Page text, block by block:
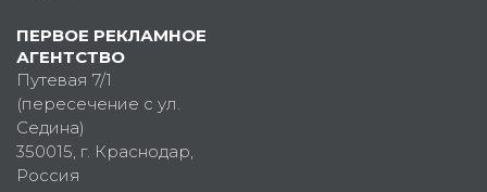
ПЕРВОЕ РЕКЛАМНОЕ
АГЕНТСТВО
Путевая 7/1
(пересечение с ул.
Седина)
350015, г. Краснодар,
Россия